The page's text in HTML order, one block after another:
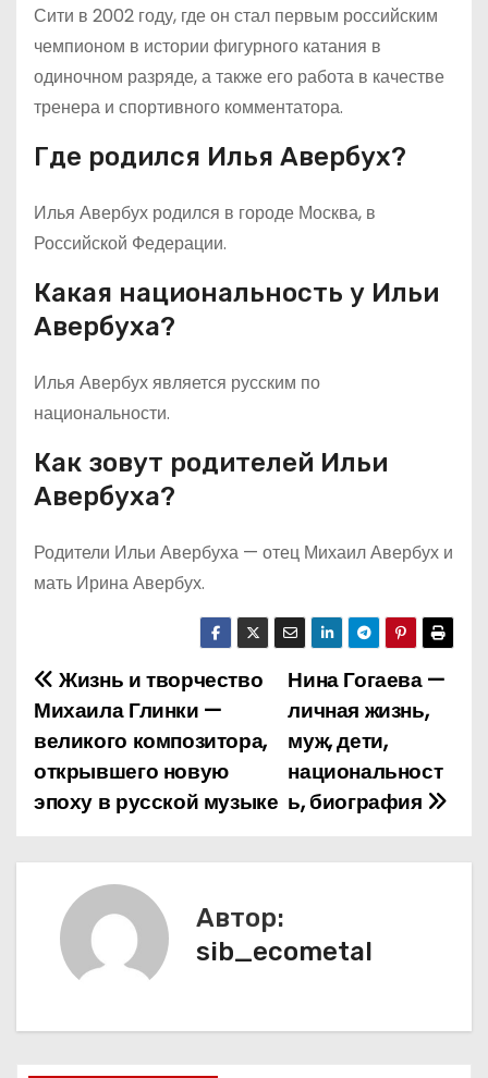
Сити в 2002 году, где он стал первым российским
чемпионом в истории фигурного катания в
одиночном разряде, а также его работа в качестве
тренера и спортивного комментатора.
Где родился Илья Авербух?
Илья Авербух родился в городе Москва, в
Российской Федерации.
Какая национальность у Ильи
Авербуха?
Илья Авербух является русским по
национальности.
Как зовут родителей Ильи
Авербуха?
Родители Ильи Авербуха — отец Михаил Авербух и
мать Ирина Авербух.
Н
а
в
г
Нина Гогаева —
личная жизнь,
муж, дети,
национальност
ь, биография
Жизнь и творчество
Михаила Глинки —
великого композитора,
открывшего новую
эпоху в русской музыке
Автор:
sib_ecometal